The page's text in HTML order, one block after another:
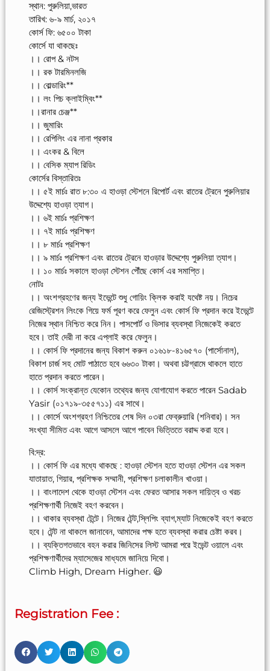
স্থান: পুরুলিয়া,ভারত
তারিখ: ৬-৯ মার্চ, ২০১৭
কোর্স ফি: ৬৫০০ টাকা
কোর্সে যা থাকছেঃ
।। রোপ & নটস
।। রক টারমিনলজি
।। বোল্ডারিং**
।। লং পিচ ক্লাইম্বিং**
।।রানার চেঞ্জ**
।। জুমারিং
।। রেপিলিং এর নানা প্রকার
।। এংকর & বিলে
।। বেসিক ম্যাপ রিডিং
কোর্সের বিস্তারিতঃ
।। ৫ই মার্চঃ রাত ৮:৩০ এ হাওড়া স্টেশনে রিপোর্ট এবং রাতের ট্রেনে পুরুলিয়ার
উদ্দেশ্যে হাওড়া ত্যাগ।
।। ৬ই মার্চঃ প্রশিক্ষণ
।। ৭ই মার্চঃ প্রশিক্ষণ
।। ৮ মার্চঃ প্রশিক্ষণ
।। ৯ মার্চঃ প্রশিক্ষণ এবং রাতের ট্রেনে হাওড়ার উদ্দেশ্যে পুরুলিয়া ত্যাগ।
।। ১০ মার্চঃ সকালে হাওড়া স্টেশন পৌঁছে কোর্স এর সমাপ্তি।
নোটঃ
।। অংশগ্রহণের জন্য ইভেন্টে শুধু গোয়িং ক্লিক করাই যথেষ্ট নয়। নিচের
রেজিস্ট্রেশন লিংকে গিয়ে ফর্ম পূরণ করে ফেলুন এবং কোর্স ফি প্রদান করে ইভেন্টে
নিজের স্থান নিশ্চিত করে নিন। পাসপোর্ট ও ভিসার ব্যবস্থা নিজেকেই করতে
হবে। তাই দেরী না করে এপ্লাই করে ফেলুন।
।। কোর্স ফি প্রদানের জন্য বিকাশ করুন ০১৬১৮-৪১৬৫৭০ (পার্সোনাল),
বিকাশ চার্জ সহ মোট পাঠাতে হবে ৬৬৩০ টাকা। অথবা চট্টগ্রামে থাকলে হাতে
হাতে প্রদান করতে পারেন।
।। কোর্স সংক্রান্ত যেকোন তথ্যের জন্য যোগাযোগ করতে পারেন Sadab
Yasir (০১৭১৯-৩৫৫৭১১) এর সাথে।
।। কোর্সে অংশগ্রহণ নিশ্চিতের শেষ দিন ০৩রা ফেব্রুয়ারি (শনিবার)। সন
সংখ্যা সীমিত এবং আগে আসলে আগে পাবেন ভিত্তিতে বরাদ্দ করা হবে।
বি:দ্র:
।। কোর্স ফি এর মধ্যে থাকছে : হাওড়া স্টেশন হতে হাওড়া স্টেশন এর সকল
যাতায়াত, গিয়ার, প্রশিক্ষক সম্মানী, প্রশিক্ষণ চলাকালীন খাওয়া।
।। বাংলাদেশ থেকে হাওড়া স্টেশন এবং ফেরত আসার সকল দায়িত্ব ও খরচ
প্রশিক্ষণার্থী নিজেই বহণ করবেন।
।। থাকার ব্যবস্থা টেন্টে। নিজের টেন্ট,স্লিপিং ব্যাগ,ম্যাট নিজেকেই বহণ করতে
হবে। টেন্ট না থাকলে জানাবেন, আমাদের পক্ষ হতে ব্যবস্থা করার চেষ্টা করব।
।। ব্যক্তিগতভাবে বহন করার জিনিসের লিস্ট আমরা পরে ইভেন্ট ওয়ালে এবং
প্রশিক্ষণার্থীদের ম্যাসেজের মাধ্যমে জানিয়ে দিবো।
Climb High, Dream Higher. 😃
Registration Fee :